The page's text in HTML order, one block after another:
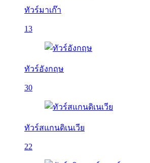
ทัวร์มาเก๊า
13
ทัวร์อังกฤษ
30
ทัวร์สแกนดิเนเวีย
22